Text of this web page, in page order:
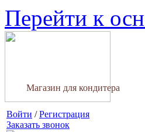
Перейти к
Магазин для кондитера
Войти /Регистрация
Заказать звонок